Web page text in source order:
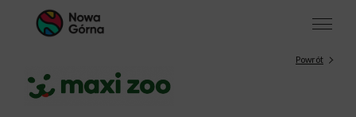
Powrót